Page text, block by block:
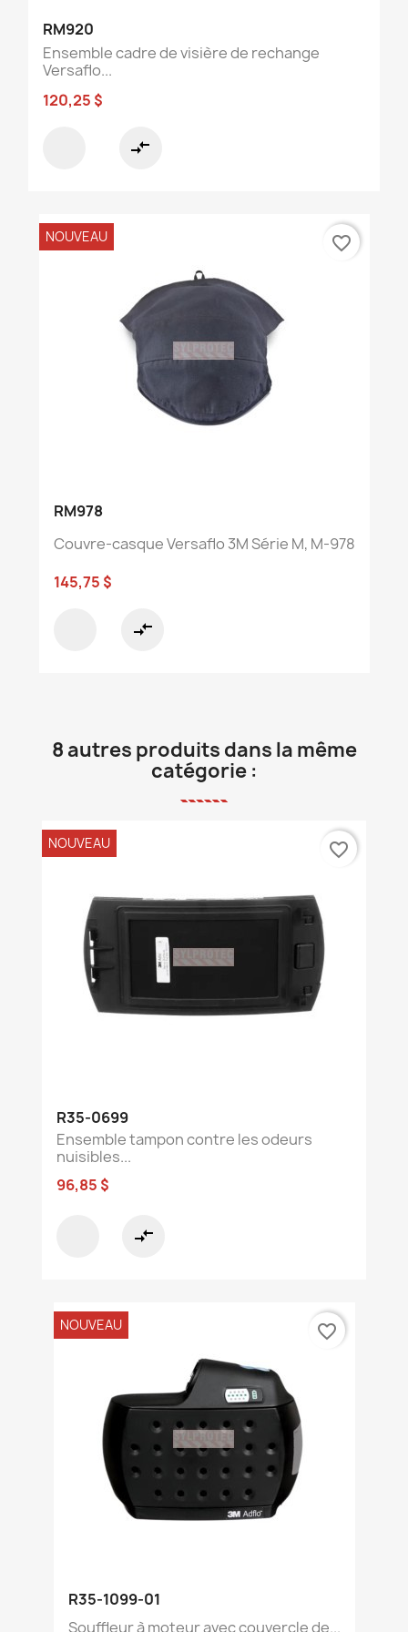
RM920
Ensemble cadre de visière de rechange
Versaflo...
120,25 $
compare_arrows
RM978
Couvre-casque Versaflo 3M Série M, M-978
145,75 $
compare_arrows
NOUVEAU favorite_border
8 autres produits dans la même
catégorie :
R35-0699
Ensemble tampon contre les odeurs
nuisibles...
96,85 $
compare_arrows
NOUVEAU favorite_border
R35-1099-01
Souffleur à moteur avec couvercle de...
NOUVEAU favorite_border